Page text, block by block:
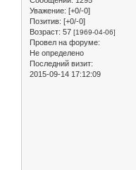
Уважение: [+0/-0]
Позитив: [+0/-0]
Возраст: 57 [1969-04-06]
Провел на форуме:
Не определено
Последний визит:
2015-09-14 17:12:09